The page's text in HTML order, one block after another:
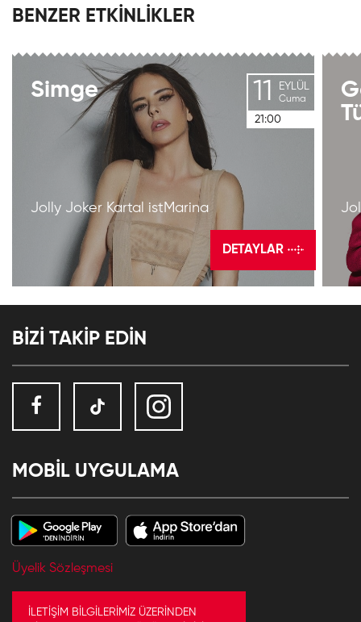
BENZER ETKİNLİKLER
Simge
Jolly Joker Kartal istMarina
11 EYLÜL
Cuma
21:00
DETAYLAR
BİZİ TAKİP EDİN
MOBİL UYGULAMA
Üyelik Sözleşmesi
İLETİŞİM BİLGİLERİMİZ ÜZERİNDEN